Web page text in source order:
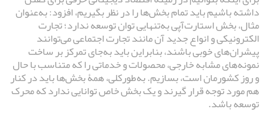
داشته باشیم باید تمام بخش‌ها را در نظر بگیریم، افزود: به‌عنوان
مثال، بخش استارت‌آپی به‌تنهایی توان توسعه ندارد؛ تجارت
الکترونیکی و انواع جدید آن مانند تجارت اجتماعی می‌توانند
پیشران‌های خوبی باشند، بنابراین باید به‌جای تمرکز بر ساخت
نمونه‌های مشابه خارجی، محصولات و خدماتی را که متناسب با حال
و روز کشورمان است، بسازیم. به‌طورکلی، همۀ بخش‌ها باید در کنار
هم مورد توجه قرار گیرند و یک بخش خاص توانایی ندارد که محرک
توسعه باشد.